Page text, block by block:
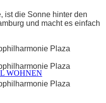
WOHNEN
ist die Sonne hinter den
und macht es einfach